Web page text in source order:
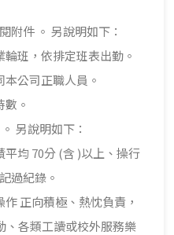
附件 。 另說明如下：
班，依排定班表出勤。
公司正職人員。
。
另說明如下：
均 70分 (含 )以上、操行
過紀錄。
正向積極、熱忱負責，
、各類工讀或校外服務樂